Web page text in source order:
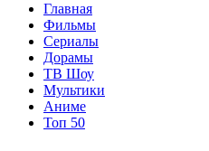
Главная
Фильмы
Сериалы
Дорамы
ТВ Шоу
Мультики
Аниме
Топ 50